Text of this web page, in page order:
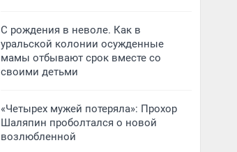
С рождения в неволе. Как в
уральской колонии осужденные
мамы отбывают срок вместе со
своими детьми
«Четырех мужей потеряла»: Прохор
Шаляпин проболтался о новой
возлюбленной